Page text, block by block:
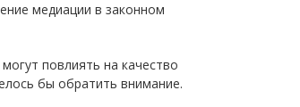
медиации в законном
повлиять на качество
бы обратить внимание.